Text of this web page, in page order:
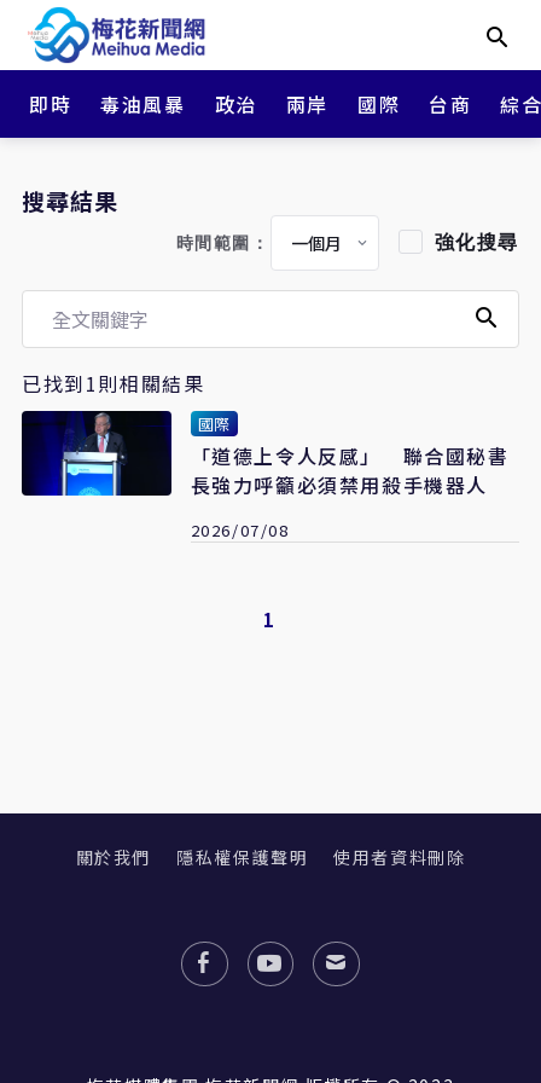
即時 毒油風暴 政治 兩岸 國際 台商 綜
搜尋結果
時間範圍： 強化搜尋
已找到1則相關結果
國際
「道德上令人反感」 聯合國秘書
長強力呼籲必須禁用殺手機器人
2026/07/08
1
關於我們 隱私權保護聲明 使用者資料刪除